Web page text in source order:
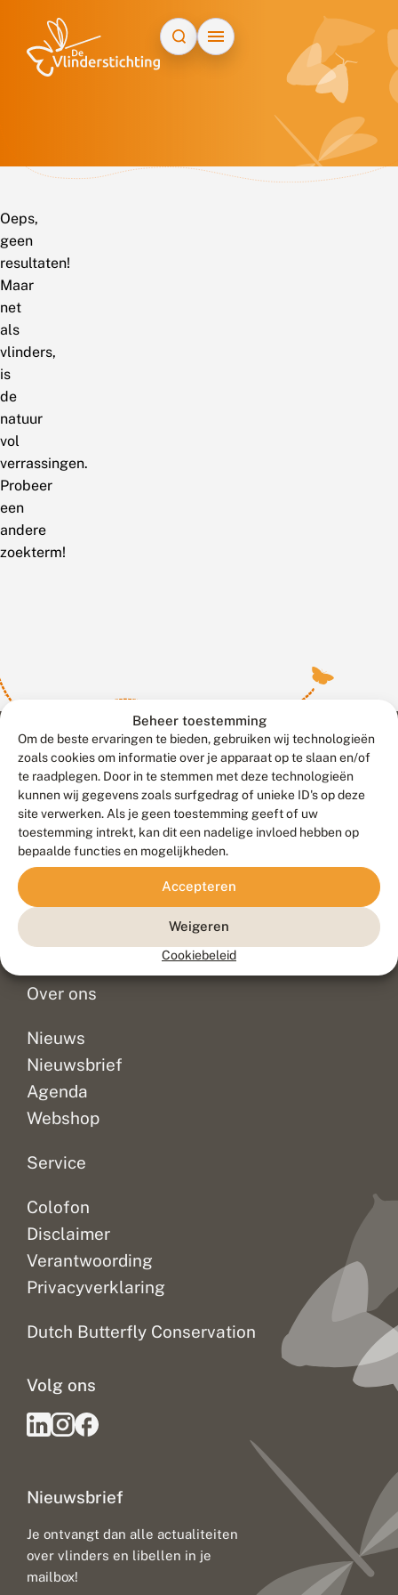
Beheer toestemming
Om de beste ervaringen te bieden, gebruiken wij technologieën
zoals cookies om informatie over je apparaat op te slaan en/of
te raadplegen. Door in te stemmen met deze technologieën
kunnen wij gegevens zoals surfgedrag of unieke ID's op deze
site verwerken. Als je geen toestemming geeft of uw
toestemming intrekt, kan dit een nadelige invloed hebben op
bepaalde functies en mogelijkheden.
Accepteren
Weigeren
Cookiebeleid
Oeps,
geen
resultaten!
Maar
net
als
vlinders,
is
de
natuur
vol
verrassingen.
Probeer
een
andere
zoekterm!
Contact
Veelgestelde vragen
Doneer
Over ons
Nieuws
Nieuwsbrief
Agenda
Webshop
Service
Colofon
Disclaimer
Verantwoording
Privacyverklaring
Dutch Butterfly Conservation
Nieuwsbrief
Je ontvangt dan alle actualiteiten
over vlinders en libellen in je
mailbox!
Volg ons
Meld waarnemingen© 2026 Vlinderstichting
Duurzaam ontwikkeld door
Go2People
, ontworpen door
Blue Field Agency
Privacy
Disclaimer
Sitemap